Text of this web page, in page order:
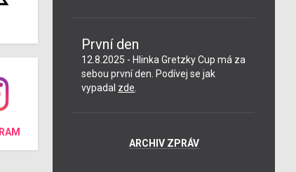
První den
12.8.2025 - Hlinka Gretzky Cup má za
sebou první den. Podívej se jak
vypadal zde.
ARCHIV ZPRÁV